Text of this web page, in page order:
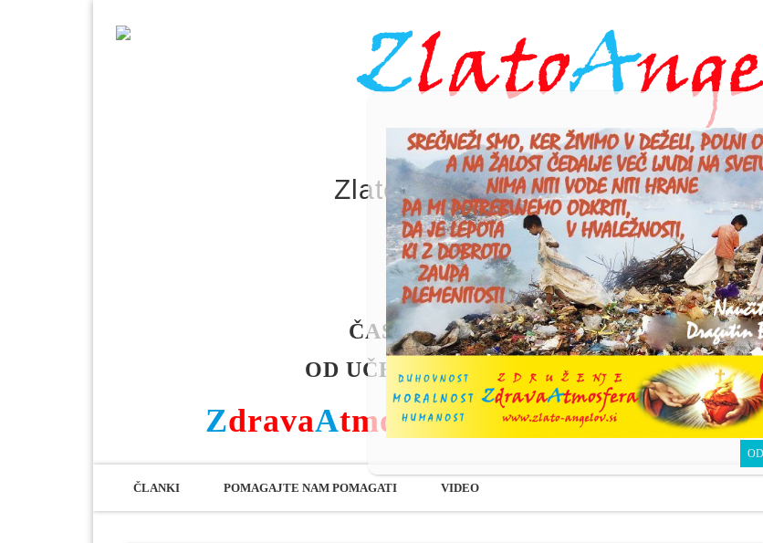
Zlato angelov
RIMOKATOLIKI PLANETA
ČASOPIS ZA JAVNOST VSEM
OD UČENCEV NAUČITELJAD
ZdravaAtmosfera CIVILNO DUHOVNO
ČLANKI POMAGAJTE NAM POMAGATI VIDEO